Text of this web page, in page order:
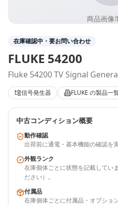
商品画像
在庫確認中・要お問い合わせ
FLUKE 54200
Fluke 54200 TV Signal
信号発生器 FLUKE の製品一
中古コンディション概要
動作確認
出荷前に通電・基本機能の確認を
外観ランク
在庫個体ごとに状態を記載してい
ださい）。
付属品
在庫個体ごとに付属品・オプショ